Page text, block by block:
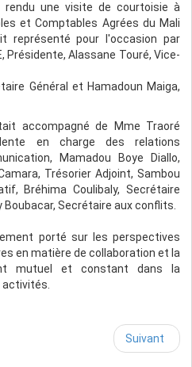
rendu une visite de courtoisie à
et Comptables Agrées du Mali
représenté pour l'occasion par
Présidente, Alassane Touré, Vice-
Général et Hamadoun Maiga,
accompagné de Mme Traoré
en charge des relations
Mamadou Boye Diallo,
Trésorier Adjoint, Sambou
Bréhima Coulibaly, Secrétaire
Boubacar, Secrétaire aux conflits.
porté sur les perspectives
en matière de collaboration et la
mutuel et constant dans la
activités.
Suivant